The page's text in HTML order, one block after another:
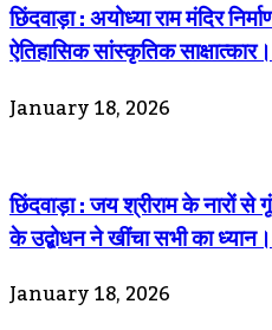
छिंदवाड़ा : अयोध्या राम मंदिर
ऐतिहासिक सांस्कृतिक साक्षात्कार।
January 18, 2026
छिंदवाड़ा : जय श्रीराम के नारों से
के उद्बोधन ने खींचा सभी का ध्यान।
January 18, 2026